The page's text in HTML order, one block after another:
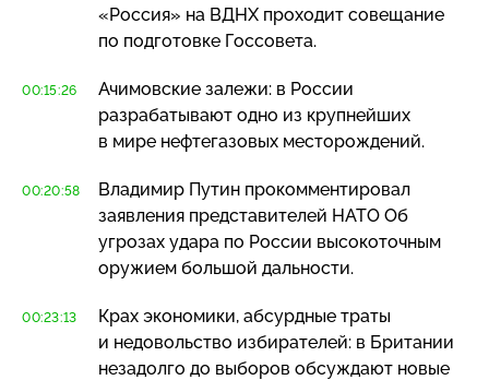
«Россия» на ВДНХ проходит совещание
по подготовке Госсовета.
00:15:26
Ачимовские залежи: в России
разрабатывают одно из крупнейших
в мире нефтегазовых месторождений.
00:20:58
Владимир Путин прокомментировал
заявления представителей НАТО Об
угрозах удара по России высокоточным
оружием большой дальности.
00:23:13
Крах экономики, абсурдные траты
и недовольство избирателей: в Британии
незадолго до выборов обсуждают новые